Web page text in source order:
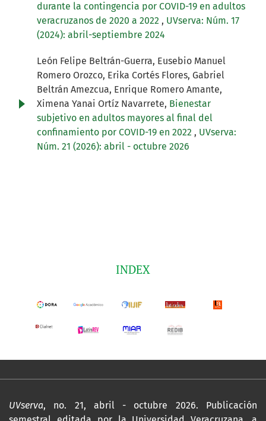
durante la contingencia por COVID-19 en adultos
veracruzanos de 2020 a 2022 , UVserva: Núm. 17
(2024): abril-septiembre 2024
León Felipe Beltrán-Guerra, Eusebio Manuel
Romero Orozco, Erika Cortés Flores, Gabriel
Beltrán Amezcua, Enrique Romero Amante,
Ximena Yanai Ortíz Navarrete, Bienestar
subjetivo en adultos mayores al final del
confinamiento por COVID-19 en 2022 , UVserva:
Núm. 21 (2026): abril - octubre 2026
INDEX
UVserva, no. 21, abril - octubre 2026. Publicación